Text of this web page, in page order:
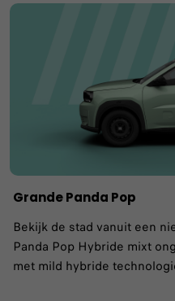
Grande Panda Pop
Bekijk de stad vanuit een
Panda Pop Hybride mixt
met mild hybride